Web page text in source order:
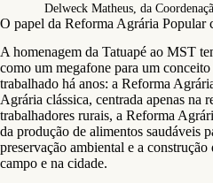
Delweck Matheus, da
O papel da Reforma Agrária Popular
A homenagem da Tatuapé ao MST
como um megafone para um
trabalhado há anos: a Reforma
Agrária clássica, centrada apenas na
trabalhadores rurais, a Reforma
da produção de alimentos saudáveis
preservação ambiental e a
campo e na cidade.